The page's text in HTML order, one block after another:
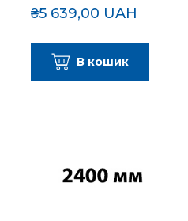
₴5 639,00 UAH
В кошик